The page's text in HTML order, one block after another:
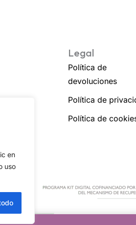
en
uso
Legal
Política de
devoluciones
Política de
Política de